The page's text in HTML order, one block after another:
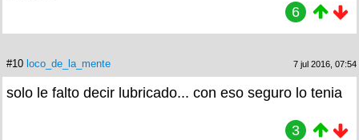
6
#10 loco_de_la_mente 7 jul 2016, 07:54
solo le falto decir lubricado... con eso seguro lo tenia
3